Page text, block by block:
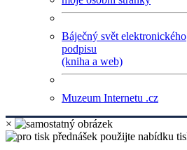
Báječný svět elektronického
podpisu
(kniha a web)
Muzeum Internetu .cz
×